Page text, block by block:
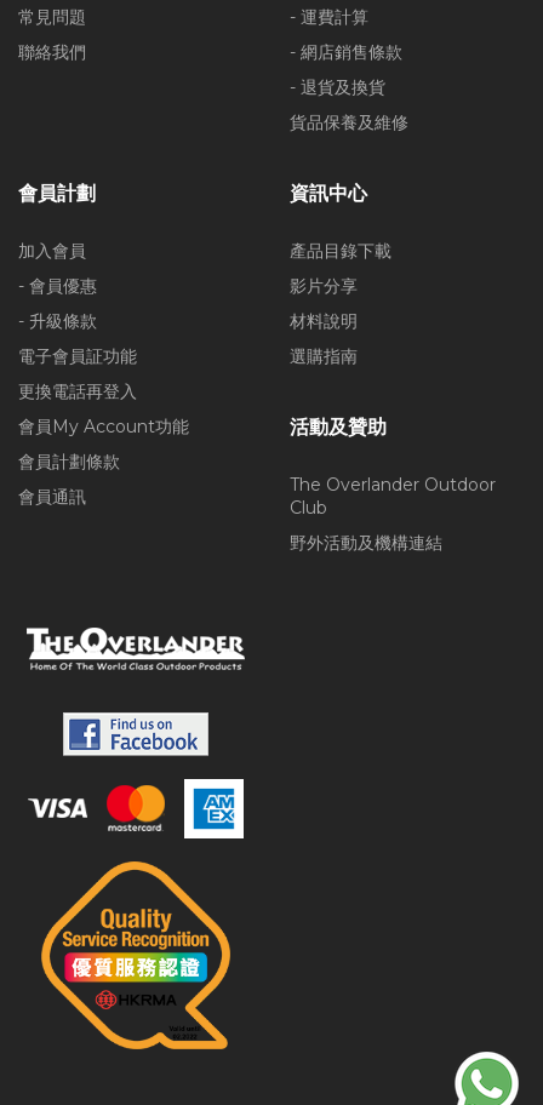
常見問題
聯絡我們
- 運費計算
- 網店銷售條款
- 退貨及換貨
貨品保養及維修
會員計劃
加入會員
- 會員優惠
- 升級條款
電子會員証功能
更換電話再登入
會員My Account功能
會員計劃條款
會員通訊
資訊中心
產品目錄下載
影片分享
材料說明
選購指南
活動及贊助
The Overlander Outdoor
Club
野外活動及機構連結